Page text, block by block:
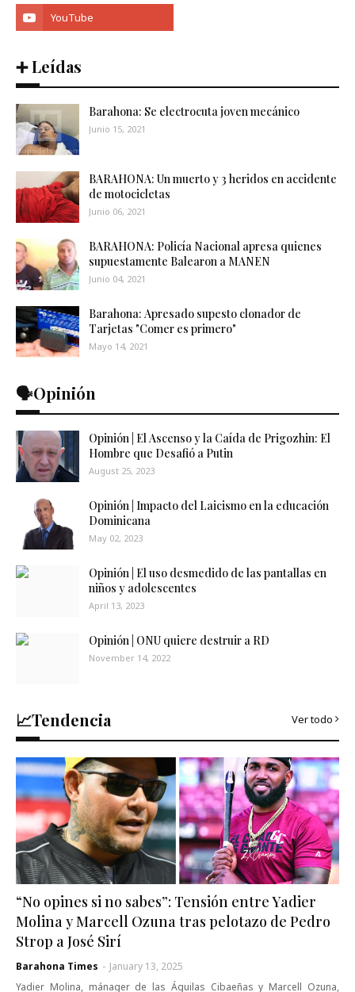
➕ Leídas
Barahona: Se electrocuta joven mecánico
Junio 15, 2021
BARAHONA: Un muerto y 3 heridos en accidente
de motocicletas
Junio 06, 2021
BARAHONA: Policía Nacional apresa quienes
supuestamente Balearon a MANEN
Junio 04, 2021
Barahona: Apresado supesto clonador de
Tarjetas "Comer es primero"
Mayo 14, 2021
🗣️Opinión
Opinión | El Ascenso y la Caída de Prigozhin: El
Hombre que Desafió a Putin
August 25, 2023
Opinión | Impacto del Laicismo en la educación
Dominicana
May 02, 2023
Opinión | El uso desmedido de las pantallas en
niños y adolescentes
April 13, 2023
Opinión | ONU quiere destruir a RD
November 14, 2022
📈Tendencia Ver todo
“No opines si no sabes”: Tensión entre Yadier
Molina y Marcell Ozuna tras pelotazo de Pedro
Strop a José Sirí
Barahona Times - January 13, 2025
Yadier Molina, mánager de las Águilas Cibaeñas y Marcell Ozuna,